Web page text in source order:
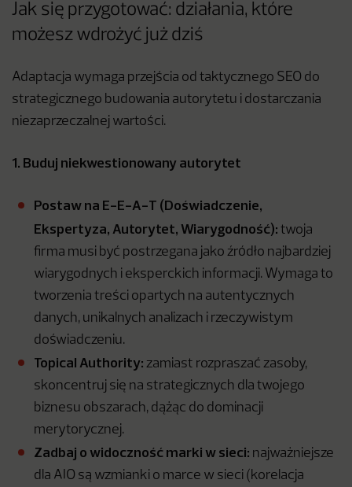
Jak się przygotować: działania, które
możesz wdrożyć już dziś
Adaptacja wymaga przejścia od taktycznego SEO do
strategicznego budowania autorytetu i dostarczania
niezaprzeczalnej wartości.
1. Buduj niekwestionowany autorytet
Postaw na E-E-A-T (Doświadczenie,
Ekspertyza, Autorytet, Wiarygodność): twoja
firma musi być postrzegana jako źródło najbardziej
wiarygodnych i eksperckich informacji. Wymaga to
tworzenia treści opartych na autentycznych
danych, unikalnych analizach i rzeczywistym
doświadczeniu.
Topical Authority: zamiast rozpraszać zasoby,
skoncentruj się na strategicznych dla twojego
biznesu obszarach, dążąc do dominacji
merytorycznej.
Zadbaj o widoczność marki w sieci: najważniejsze
dla AIO są wzmianki o marce w sieci (korelacja